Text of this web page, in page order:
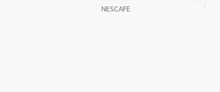
NESCAFE